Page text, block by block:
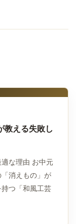
教える失敗し
な理由 お中元
消えもの」が
つ「和風工芸